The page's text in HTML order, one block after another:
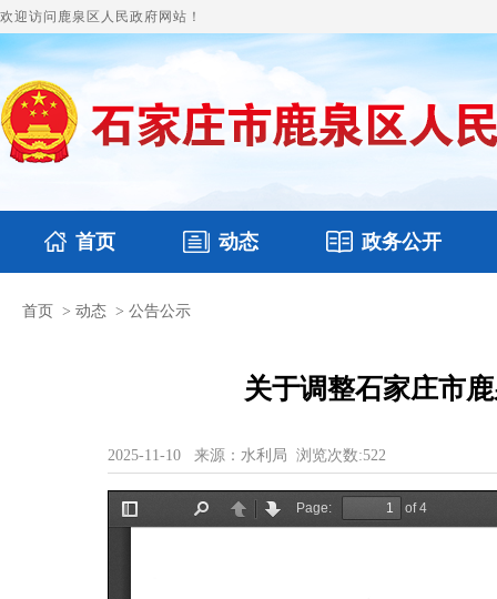
欢迎访问鹿泉区人民政府网站！
首页 动态
国务要闻
政务公开
本区文件
首页 > 动态 > 公告公示
关于调整石家庄市
2025-11-10 来源：水利局 浏览次数:522